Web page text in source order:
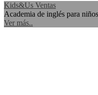
Kids&Us Ventas
Academia de inglés para
Ver más..